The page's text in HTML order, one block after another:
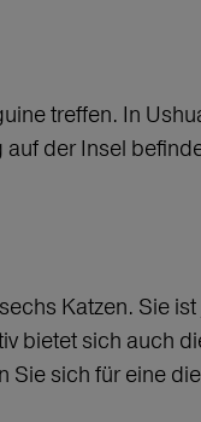
treffen. In
auf der Insel
Katzen. Sie
bietet sich auch
sich für eine